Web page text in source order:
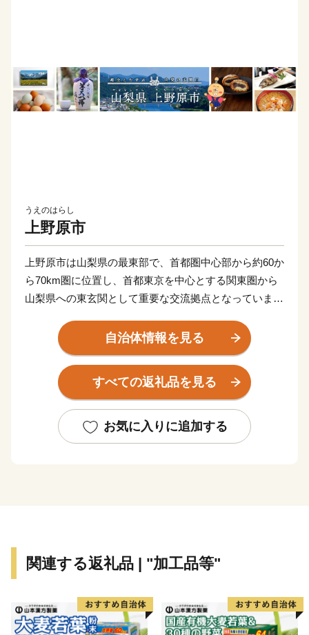
うえのはらし
上野原市
上野原市は山梨県の最東部で、首都圏中心部から約60か
ら70km圏に位置し、首都東京を中心とする関東圏から
山梨県への東玄関として重要な交流拠点となっていま
また、地域内を流れる桂川、秋山川、鶴川、仲間川及
びそれらの支流によって形成された河岸段丘が住民生活
の基盤をなしており、山岳・段丘・河川がつくりだす自
然環境は、日照時間が長い等様々な自然の特性に恵まれ
り、神奈川県における主要な水道供給源となっていま
自治体情報を見る
すべての返礼品を見る
お気に入りに追加する
関連する返礼品 | "加工品等"